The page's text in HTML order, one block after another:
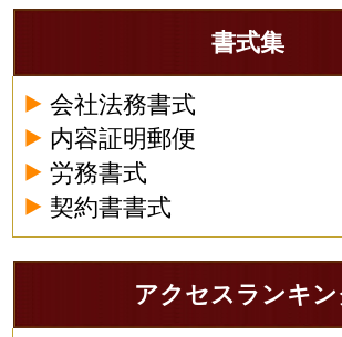
書式集
会社法務書式
内容証明郵便
労務書式
契約書書式
アクセスランキ